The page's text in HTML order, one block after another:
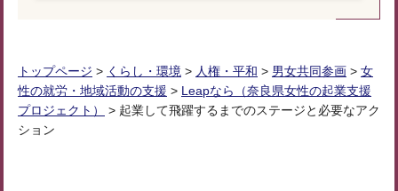
トップページ > くらし・環境 > 人権・平和 > 男女共同参画 > 女
性の就労・地域活動の支援 > Leapなら（奈良県女性の起業支援
プロジェクト）
> 起業して飛躍するまでのステージと必要なアク
ション